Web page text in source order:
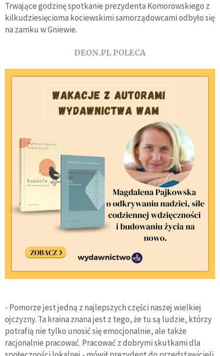
Trwające godzinę spotkanie prezydenta Komorowskiego z
kilkudziesięcioma kociewskimi samorządowcami odbyło się
na zamku w Gniewie.
DEON.PL POLECA
- Pomorze jest jedną z najlepszych części naszej wielkiej
ojczyzny. Ta kraina znana jest z tego, że tu są ludzie, którzy
potrafią nie tylko unosić się emocjonalnie, ale także
racjonalnie pracować. Pracować z dobrymi skutkami dla